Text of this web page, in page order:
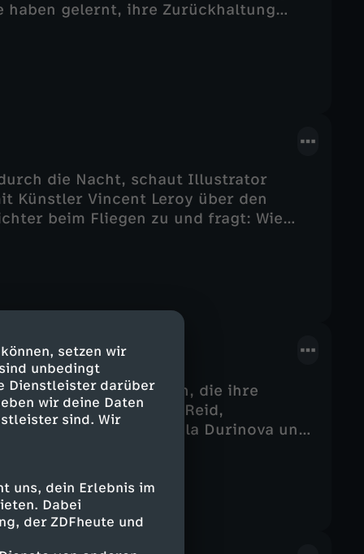
setzen wir
unbedingt
Dienstleister darüber
wir deine Daten
sind. Wir
uns, dein Erlebnis im
Dabei
der ZDFheute und
haben gelernt, ihre Zurückhaltung
die Nacht, schaut Illustrator
Künstler Vincent Leroy über den
beim Fliegen zu und fragt: Wie
und Künstlerinnen, die ihre
Hip-Hop-Pionier Benji Reid,
Filmemacherin Paula Durinova und
zu sprechen.